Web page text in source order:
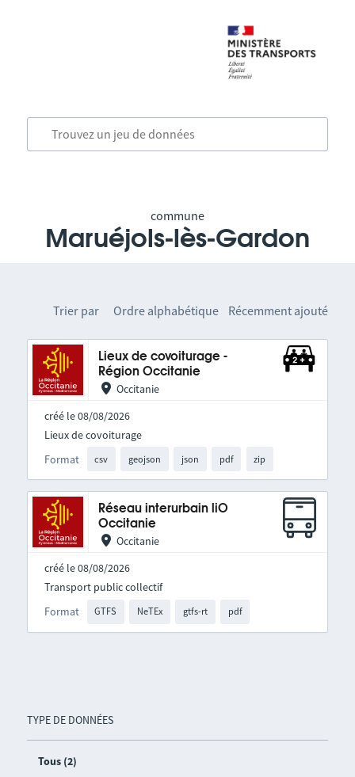
commune
Maruéjols-lès-Gardon
TYPE DE DONNÉES
Tous (2)
Trier par Ordre alphabétique Récemment ajouté
Lieux de covoiturage -
Région Occitanie
Occitanie
créé le 08/08/2026
Format csv geojson json pdf zip
Lieux de covoiturage
Réseau interurbain liO
Occitanie
Occitanie
créé le 08/08/2026
Format GTFS NeTEx gtfs-rt pdf
Transport public collectif